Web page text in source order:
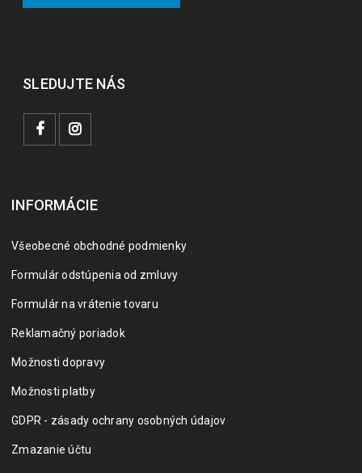
SLEDUJTE NÁS
INFORMÁCIE
Všeobecné obchodné podmienky
Formulár odstúpenia od zmluvy
Formulár na vrátenie tovaru
Reklamačný poriadok
Možnosti dopravy
Možnosti platby
GDPR - zásady ochrany osobných údajov
Zmazanie účtu